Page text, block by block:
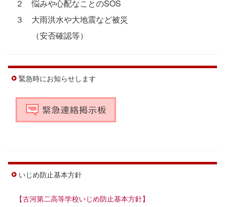
２ 悩みや心配なことのSOS
３ 大雨洪水や大地震など被災
（安否確認等）
緊急時にお知らせします
いじめ防止基本方針
【古河第二高等学校いじめ防止基本方針】